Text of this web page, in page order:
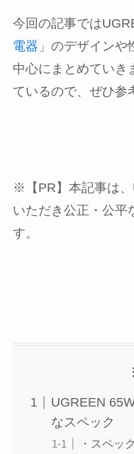
今回の記事では
電器 」のデザイン
中心にまとめていき
ているので、ぜひ参
※【PR】本記事は
いただき公正・公平
す。
UGREEN
なスペック
・スペッ